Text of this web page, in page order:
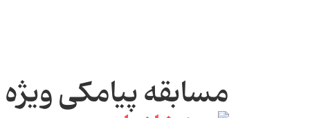
مسابقه پیامکی ویژه